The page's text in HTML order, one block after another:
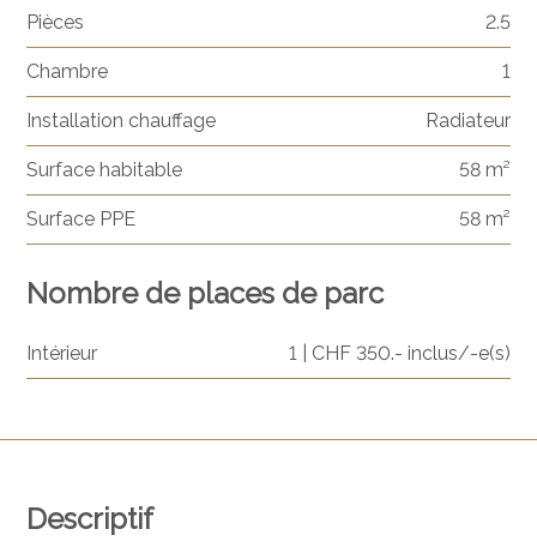
Descriptif
Pièces 2.5
Chambre 1
Installation chauffage Radiateur
Surface habitable 58 m²
Surface PPE 58 m²
Nombre de places de parc
Intérieur 1 | CHF 350.- inclus/-e(s)